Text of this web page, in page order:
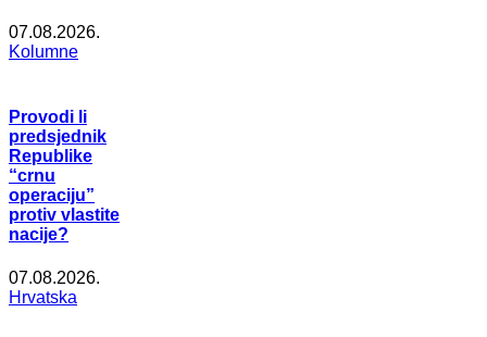
07.08.2026.
Kolumne
Provodi li
predsjednik
Republike
“crnu
operaciju”
protiv vlastite
nacije?
07.08.2026.
Hrvatska